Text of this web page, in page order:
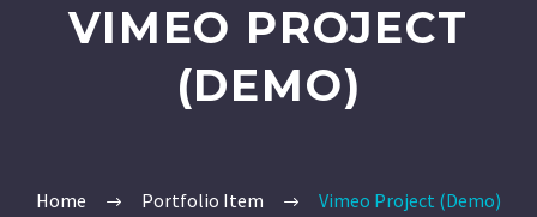
VIMEO PROJECT
(DEMO)
Home Portfolio Item Vimeo Project (Demo)